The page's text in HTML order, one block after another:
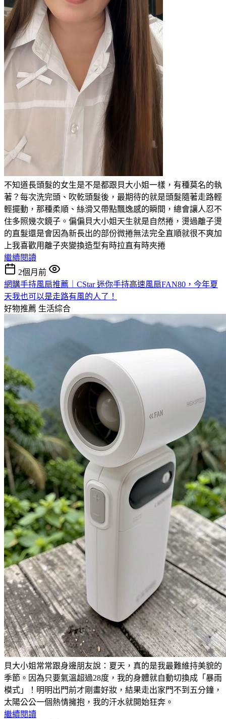
不知道長頭髮的女生是不是都跟貝大小姐一樣，有種莫名的執
著？每次洗完頭、吹乾頭髮後，最期待的就是頭髮隨著走路輕
輕擺動，那種柔順、絲滑又帶點飄逸感的瞬間，總會讓人忍不
住多照幾次鏡子。偏偏貝大小姐天生就是自然捲，燙過離子燙
的直髮還是會因為新長出的部份微捲無法完全直順就很不爽加
上我喜歡用離子夾變換造型有時拉直有時夾捲
繼續閱讀
2個月前
網購手持風扇推薦｜CStar 迷你手持高速風扇FAN80，今年夏
天我也可以是走路有風的人了！
好物推薦 生活綜合
貝大小姐常常跟身邊朋友說：夏天，真的是我最難維持美貌的
季節。因為只要氣溫超過28度，我的身體就自動切換成「暴雨
模式」！明明出門前才剛畫好妝，結果走出家門不到五分鐘，
太陽公公一個熱情擁抱，我的汗水就開始狂奔。
繼續閱讀